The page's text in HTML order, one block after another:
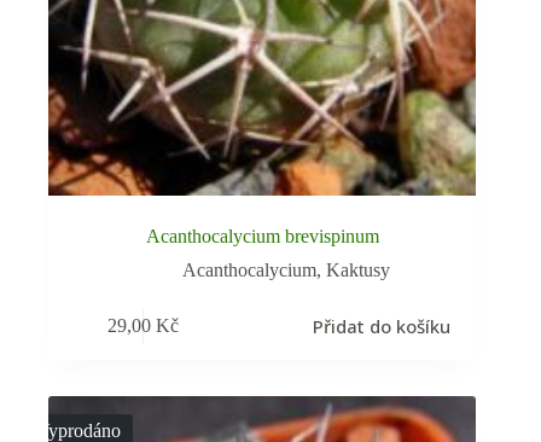
Acanthocalycium brevispinum
Acanthocalycium,Kaktusy
29,00Kč Přidat do košíku
Vyprodáno